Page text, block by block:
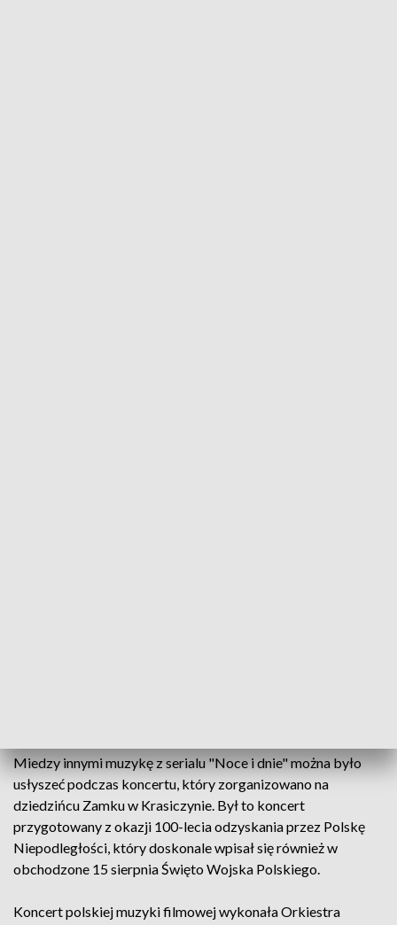
Miedzy innymi muzykę z serialu "Noce i dnie" można było
usłyszeć podczas koncertu, który zorganizowano na
dziedzińcu Zamku w Krasiczynie. Był to koncert
przygotowany z okazji 100-lecia odzyskania przez Polskę
Niepodległości, który doskonale wpisał się również w
obchodzone 15 sierpnia Święto Wojska Polskiego.
Koncert polskiej muzyki filmowej wykonała Orkiestra